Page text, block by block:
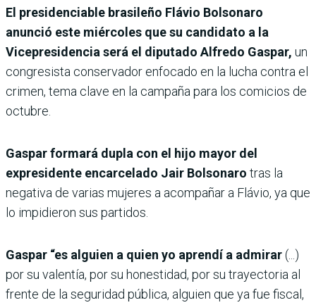
El presidenciable brasileño Flávio Bolsonaro
anunció este miércoles que su candidato a la
Vicepresidencia será el diputado Alfredo Gaspar, un
congresista conservador enfocado en la lucha contra el
crimen, tema clave en la campaña para los comicios de
octubre.
Gaspar formará dupla con el hijo mayor del
expresidente encarcelado Jair Bolsonaro tras la
negativa de varias mujeres a acompañar a Flávio, ya que
lo impidieron sus partidos.
Gaspar “es alguien a quien yo aprendí a admirar(...)
por su valentía, por su honestidad, por su trayectoria al
frente de la seguridad pública, alguien que ya fue fiscal,